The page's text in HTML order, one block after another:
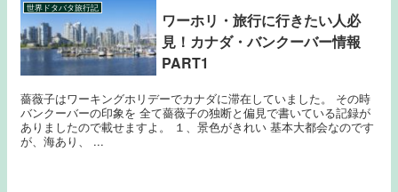
世界ドタバタ旅行記
ワーホリ・旅行に行きたい人必
見！カナダ・バンクーバー情報
PART1
薔薇子はワーキングホリデーでカナダに滞在していました。 その時
バンクーバーの印象を 全て薔薇子の独断と偏見で書いている記録が
ありましたので載せますよ。 １、景色がきれい 基本大都会なのです
が、海あり、 ...